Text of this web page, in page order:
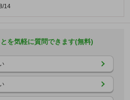
14
を気軽に質問できます(無料)